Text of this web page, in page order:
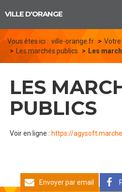
VILLE D'ORANGE
Vous êtes ici : ville-orange.fr
Les marchés publics
Les
LES
PUBLICS
Voir en ligne : https://
Envoyer par email